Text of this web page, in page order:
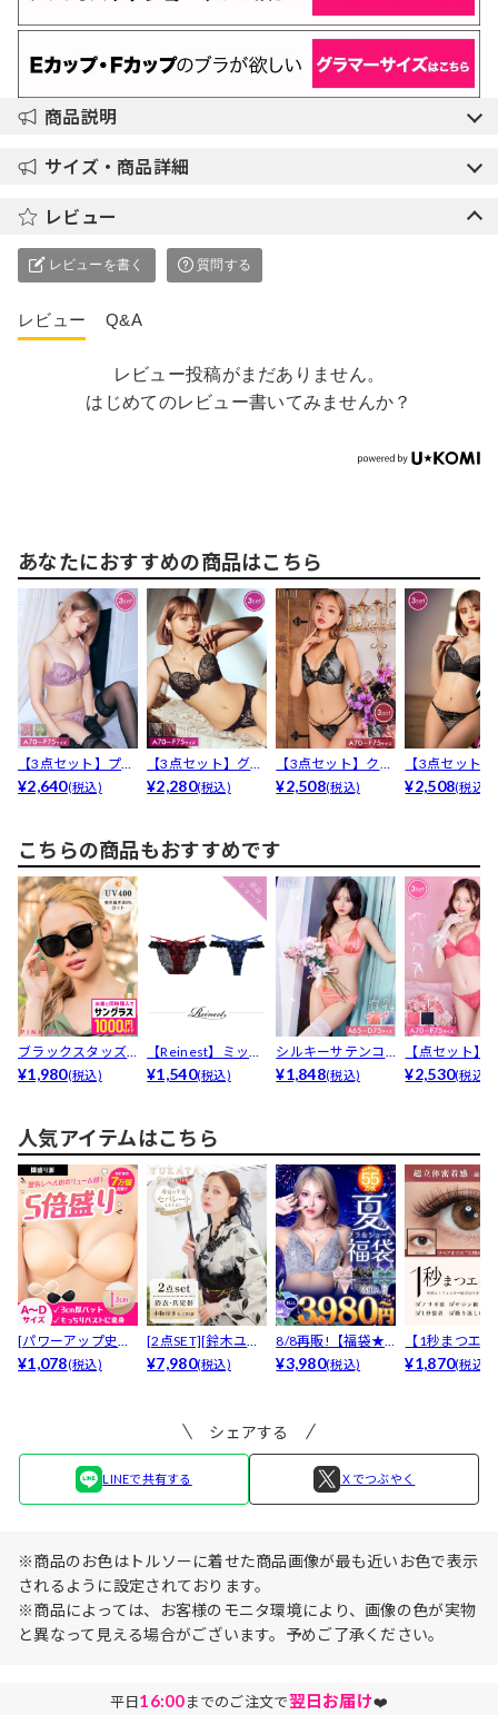
商品説明
サイズ・商品詳細
レビュー
レビューを書く 質問する
レビュー Q&A
レビュー投稿がまだありません。
はじめてのレビュー書いてみませんか？
あなたにおすすめの商品はこちら
【3点セット】プリ
ーツレーシィフル
¥2,640(税込)
【3点セット】グロ
リアスレーシィブ
¥2,280(税込)
【3点セット】クラ
シックノーブルフ
¥2,508(税込)
【3点セット
ナスレーシィ
¥2,508(税込)
こちらの商品もおすすめです
ブラックスタッズ
サングラス
¥1,980(税込)
【Reinest】ミッド
ナイトローズク...
¥1,540(税込)
シルキーサテンコ
ードレース育乳ブ
¥1,848(税込)
【点セット】
ンティックリ
¥2,530(税込)
人気アイテムはこちら
[パワーアップ史上
最強5倍盛りアップ
¥1,078(税込)
[2点SET][鈴木ユリ
ア(baby)...
¥7,980(税込)
8/8再販!【福袋★
ブラセット3点
¥3,980(税込)
【1秒まつエ
リュームタイ
¥1,870(税込)
シェアする
LINEで共有する Ｘでつぶやく
※商品のお色はトルソーに着せた商品画像が最も近いお色で表示
されるように設定されております。
※商品によっては、お客様のモニタ環境により、画像の色が実物
と異なって見える場合がございます。予めご了承ください。
平日16:00までのご注文で翌日お届け❤️